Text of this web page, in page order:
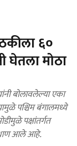
६०
घेतला मोठा
पक्षांतर्गत
आले आहे.